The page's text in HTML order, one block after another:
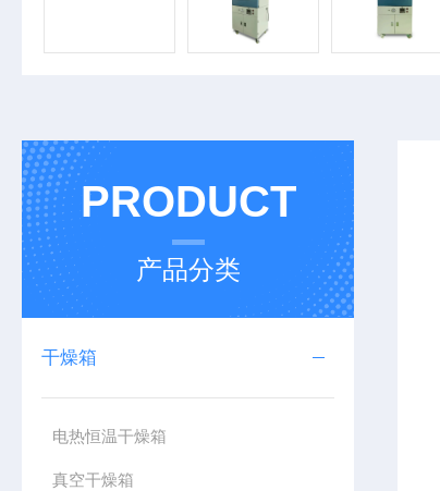
PRODUCT
产品分类
干燥箱
电热恒温干燥箱
真空干燥箱